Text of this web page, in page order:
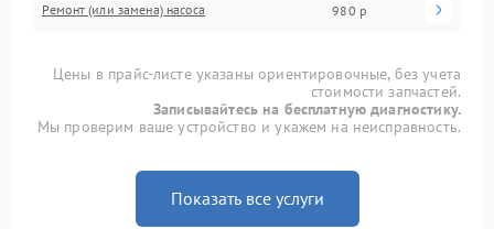
Ремонт (или замена) насоса 980 р
Цены в прайс-листе указаны ориентировочные, без учета
стоимости запчастей.
Записывайтесь на бесплатную диагностику.
Мы проверим ваше устройство и укажем на неисправность.
Показать все услуги